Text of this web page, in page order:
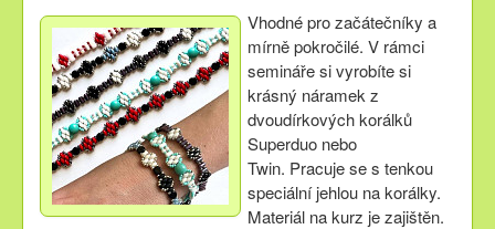
Vhodné pro začátečníky a
mírně pokročilé. V rámci
semináře si vyrobíte si
krásný náramek z
dvoudírkových korálků
Superduo nebo
Twin. Pracuje se s tenkou
speciální jehlou na korálky.
Materiál na kurz je zajištěn.